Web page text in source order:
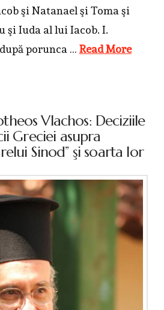
şi Natanael şi Toma şi
şi Iuda al lui Iacob. I.
porunca … Read More
Vlachos: Deciziile
Greciei asupra
Sinod” şi soarta lor